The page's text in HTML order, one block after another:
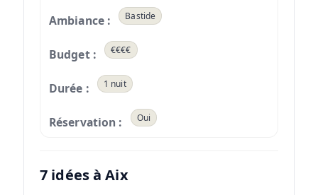
Bastide
€€€€
1 nuit
Oui
7 idées à Aix